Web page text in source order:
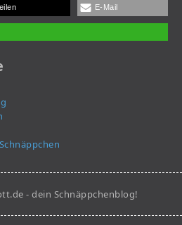
E-Mail
- dein Schnäppchenblog!